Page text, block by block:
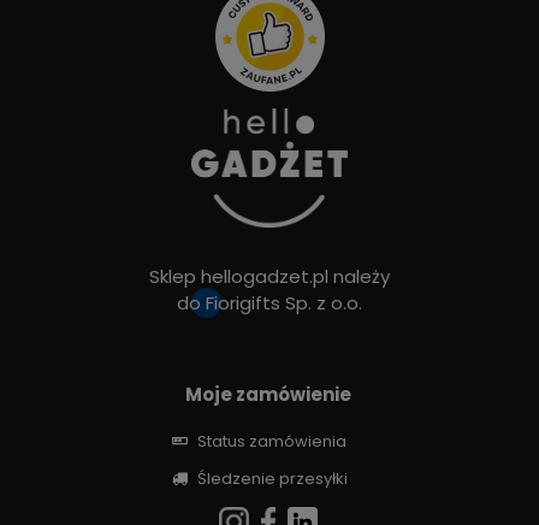
Sklep hellogadzet.pl należy
do Fiorigifts Sp. z o.o.
Moje zamówienie
Status zamówienia
Śledzenie przesyłki